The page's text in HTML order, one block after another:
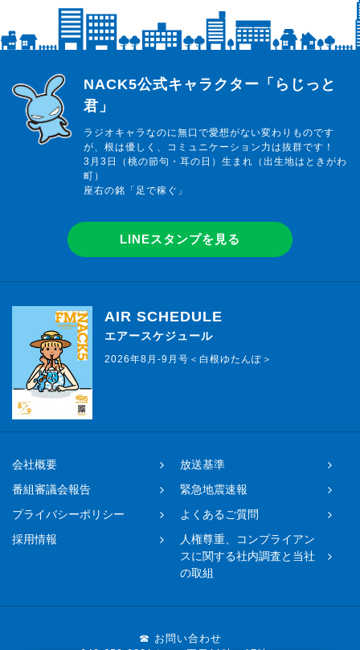
らじっと君
NACK5公式キャラクター「らじっと
君」
ラジオキャラなのに無口で愛想がない変わりものです
が、根は優しく、コミュニケーション力は抜群です！
3月3日（桃の節句・耳の日）生まれ（出生地はときがわ
町）
座右の銘「足で稼ぐ」
LINEスタンプを見る
AIR SCHEDULE
エアースケジュール
2026年8月-9月号＜白根ゆたんぽ＞
会社概要
放送基準
番組審議会報告
緊急地震速報
プライバシーポリシー
よくあるご質問
採用情報
人権尊重、コンプライアン
スに関する社内調査と当社
の取組
☎ お問い合わせ